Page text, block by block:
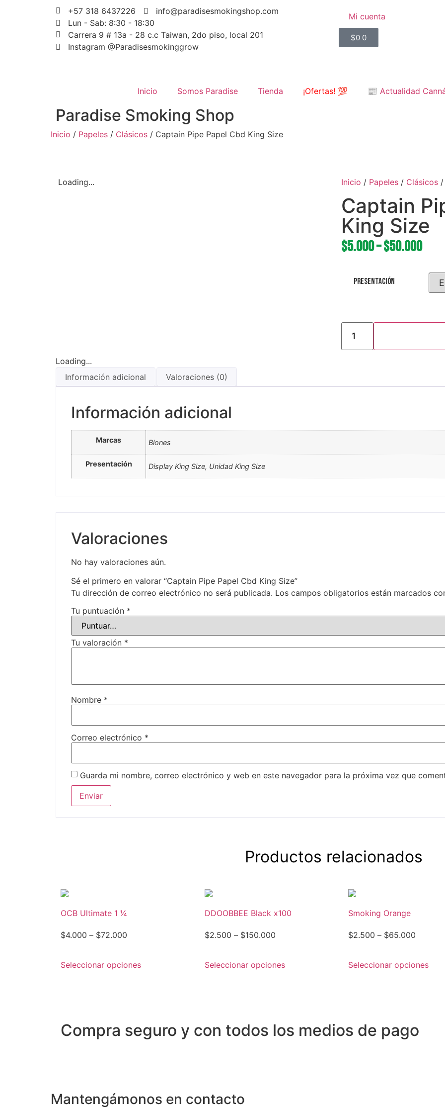
+57 318 6437226
info@paradisesmokingshop.com
Lun - Sab: 8:30 - 18:30
Carrera 9 # 13a - 28 c.c Taiwan, 2do piso, local 201
Instagram @Paradisesmokinggrow
Mi cuenta
$0 0
Inicio Somos Paradise Tienda ¡Ofertas! 💯 📰 Actualidad
Paradise Smoking Shop
Inicio / Papeles / Clásicos / Captain Pipe Papel Cbd King Size
Loading... Inicio / Papeles / Clásicos /
Captain
King Size
$5.000–$50.000
Presentación
Loading...
Información adicional
Valoraciones (0)
Información adicional
Marcas Blones
Presentación Display King Size, Unidad King Size
Valoraciones
No hay valoraciones aún.
Sé el primero en valorar “Captain Pipe Papel Cbd King Size”
Tu dirección de correo electrónico no será publicada. Los campos obligatorios están marcados
Tu puntuación *
Tu valoración *
Nombre *
Correo electrónico *
Guarda mi nombre, correo electrónico y web en este navegador para la próxima vez que
Productos relacionados
OCB Ultimate 1 1⁄4
$4.000 – $72.000
Seleccionar opciones
DDOOBBEE Black x100
$2.500 – $150.000
Seleccionar opciones
Smoking Orange
$2.500 – $65.000
Seleccionar opciones
Compra seguro y con todos los medios de pago
Mantengámonos en contacto